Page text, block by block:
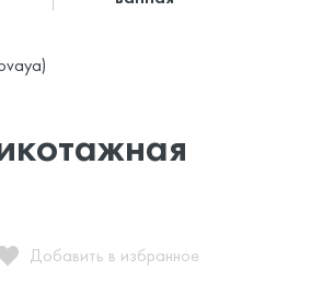
Добавить в избранное